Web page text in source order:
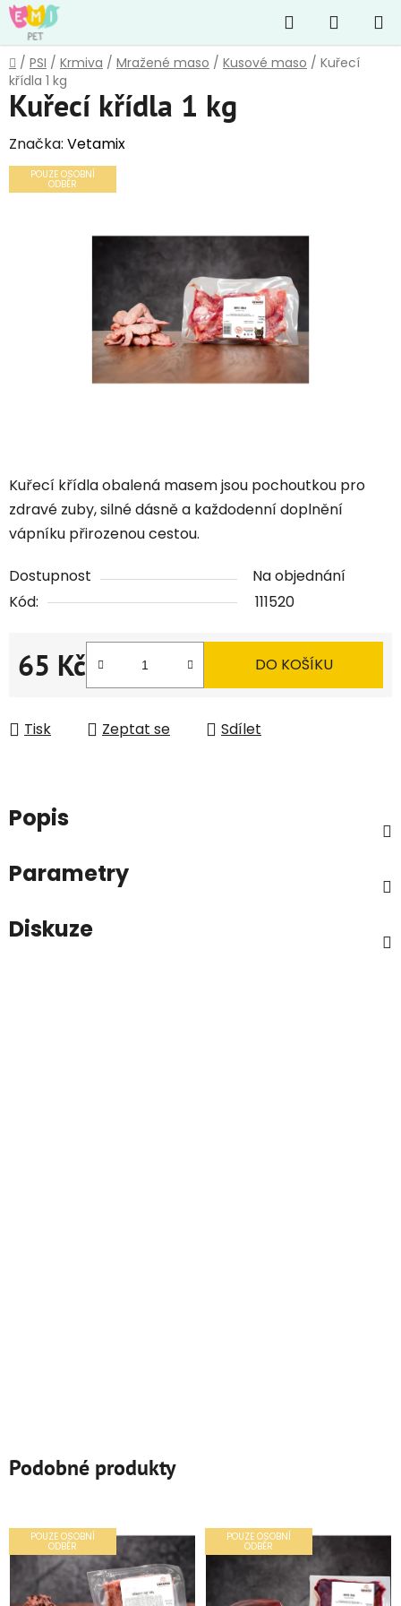
Přejít
na
obsah
Hledat
KOŠÍK
Domů
/ PSI / Krmiva / Mražené maso / Kusové maso / Kuřecí
křídla 1 kg
Kuřecí křídla obalená masem jsou pochoutkou pro
zdravé zuby, silné dásně a každodenní doplnění
vápníku přirozenou cestou.
Dostupnost
Na objednání
Kód:
111520
65 Kč
Měrná cena:
DO KOŠÍKU
Tisk Zeptat se Sdílet
Kuřecí křídla 1 kg
Značka: Vetamix
POUZE OSOBNÍ
ODBĚR
Popis
Parametry
Diskuze
Podobné produkty
POUZE OSOBNÍ
ODBĚR
POUZE OSOBNÍ
ODBĚR